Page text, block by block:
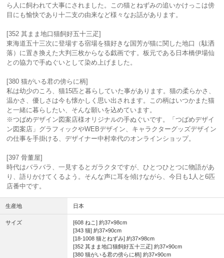
ら人に飼われて大事にされました。この猫とねずみの追いかけっこは傍
目にも愉快であり十二支の由来など様々なお話があります。
[352 其まま地口猫飼好五十三疋]
東海道五十三次に登場する宿場を猫好きな国芳が猫に関した地口（駄洒
落）に置き換えた大判三枚からなる戯画です。板元である日本橋伊場仙
との協力で手ぬぐいとして染め上げました。
[380 猫がいる君の傍らに柄]
私は幼少のころ、猫15匹と暮らしていた事があります。猫の柔らかさ、
温かさ、優しさは今も懐かしく思い出されます。この柄はいつかまた猫
と一緒に暮らしたい、そんな願いを込めています。
※つばめデザイン図案店様オリジナルの手ぬぐいです。「つばめデザイ
ン図案店」グラフィックやWEBデザイン、キャラクターグッズデザイン
の仕事を手掛ける、デザイナー中村幸代のオンラインショップ。
[397 骨董屋]
時代はバラバラ、一見するとガラクタですが、ひとつひとつに物語があ
り、語りかけてくるよう。そんな声に耳を傾けながら、今日も1人と6匹
店番中です。
生産地 日本
サイズ
[608 ねこ] 約37×98cm
[343 猫] 約37×90cm
[18-1008 猫とねずみ] 約37×98cm
[352 其まま地口猫飼好五十三疋] 約37×90cm
[380 猫がいる君の傍らに柄] 約37×90cm